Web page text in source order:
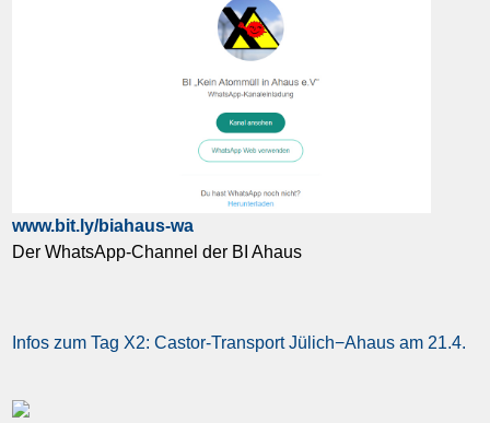
www.bit.ly/biahaus-wa
Der WhatsApp-Channel der BI Ahaus
Infos zum Tag X2: Castor-Transport Jülich−Ahaus am 21.4.